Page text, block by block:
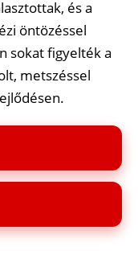
és a
öntözéssel
sokat figyelték a
metszéssel